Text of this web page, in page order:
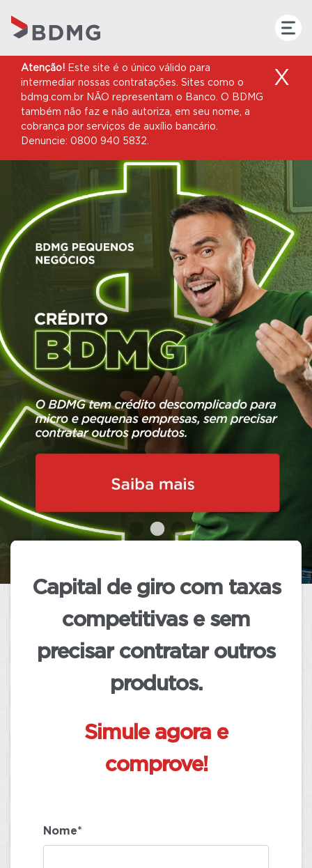
Atenção! Este site é o único válido para
intermediar nossas contratações. Sites como o
bdmg.com.br NÃO representam o Banco. O BDMG
também não faz e não autoriza, em seu nome, a
cobrança por serviços de auxílio bancário.
Denuncie: 0800 940 5832.
X
COMUNICADO
Informamos que,
no período que
antecede as eleiçõese em
conformidade
com a legislação
vigente, o BDMG manterá em seu site
exclusivamente os conteúdos
relacionados aos produtos e serviços
oferecidos pelo Banco.
Adicionalmente, os conteúdos relativos
ao atendimento aos clientes
continuarão disponíveis normalmente
(TRE) oficialize o término das eleições.
Capital de giro com taxas
competitivase sem
precisar contratar outros
produtos.
Simule agora e
comprove!
Nome*